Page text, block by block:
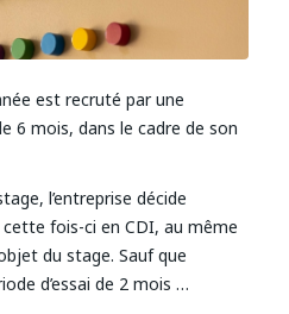
est recruté par une
6 mois, dans le cadre de son
l’entreprise décide
fois-ci en CDI, au même
du stage. Sauf que
d’essai de 2 mois …